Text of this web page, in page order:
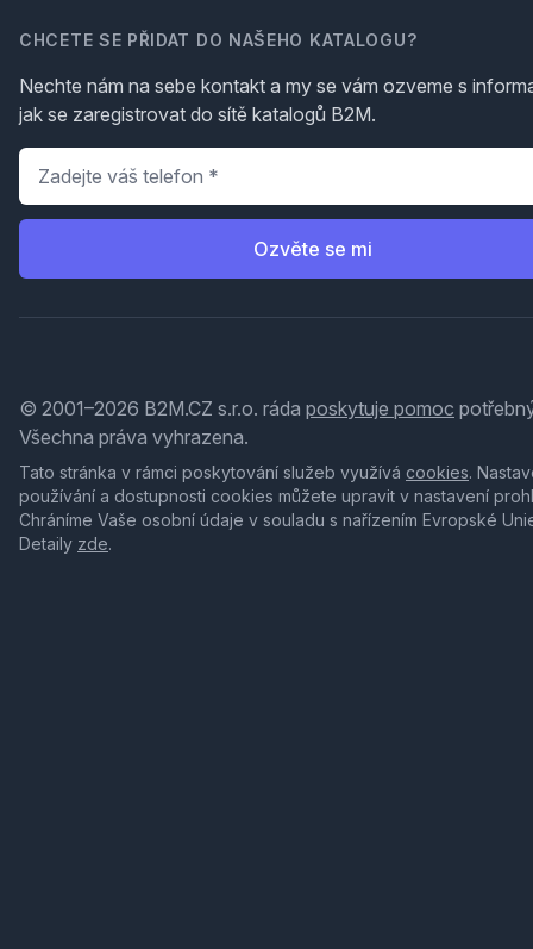
CHCETE SE PŘIDAT DO NAŠEHO KATALOGU?
Nechte nám na sebe kontakt a my se vám ozveme s
jak se zaregistrovat do sítě katalogů B2M.
Telefon
Ozvěte se mi
© 2001–2026 B2M.CZ s.r.o. ráda poskytuje pomoc
Všechna práva vyhrazena.
Tato stránka v rámci poskytování služeb využívá cookies.
používání a dostupnosti cookies můžete upravit v nastavení
Chráníme Vaše osobní údaje v souladu s nařízením Evropské
Detaily zde.